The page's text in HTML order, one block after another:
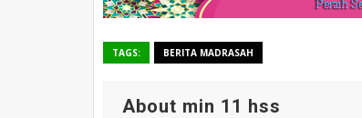
TAGS: BERITA MADRASAH
About min 11 hss